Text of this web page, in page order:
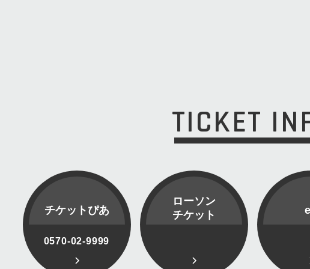
TICKET
チケットぴあ
0570-02-9999
ローソン
チケット